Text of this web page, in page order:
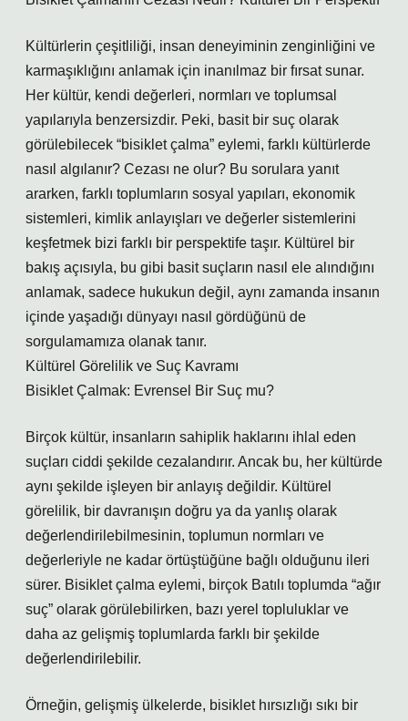
Kültürlerin çeşitliliği, insan deneyiminin zenginliğini ve
karmaşıklığını anlamak için inanılmaz bir fırsat sunar.
Her kültür, kendi değerleri, normları ve toplumsal
yapılarıyla benzersizdir. Peki, basit bir suç olarak
görülebilecek “bisiklet çalma” eylemi, farklı kültürlerde
nasıl algılanır? Cezası ne olur? Bu sorulara yanıt
ararken, farklı toplumların sosyal yapıları, ekonomik
sistemleri, kimlik anlayışları ve değerler sistemlerini
keşfetmek bizi farklı bir perspektife taşır. Kültürel bir
bakış açısıyla, bu gibi basit suçların nasıl ele alındığını
anlamak, sadece hukukun değil, aynı zamanda insanın
içinde yaşadığı dünyayı nasıl gördüğünü de
sorgulamamıza olanak tanır.
Kültürel Görelilik ve Suç Kavramı
Bisiklet Çalmak: Evrensel Bir Suç mu?
Birçok kültür, insanların sahiplik haklarını ihlal eden
suçları ciddi şekilde cezalandırır. Ancak bu, her kültürde
aynı şekilde işleyen bir anlayış değildir. Kültürel
görelilik, bir davranışın doğru ya da yanlış olarak
değerlendirilebilmesinin, toplumun normları ve
değerleriyle ne kadar örtüştüğüne bağlı olduğunu ileri
sürer. Bisiklet çalma eylemi, birçok Batılı toplumda “ağır
suç” olarak görülebilirken, bazı yerel topluluklar ve
daha az gelişmiş toplumlarda farklı bir şekilde
değerlendirilebilir.
Örneğin, gelişmiş ülkelerde, bisiklet hırsızlığı sıkı bir